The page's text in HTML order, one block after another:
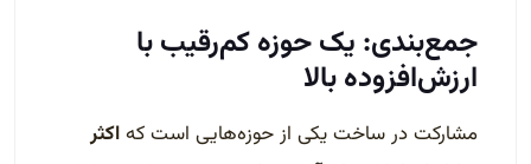
جمع‌بندی: یک حوزه کم‌رقیب با
ارزش‌افزوده بالا
مشارکت در ساخت یکی از حوزه‌هایی است کهاکثر